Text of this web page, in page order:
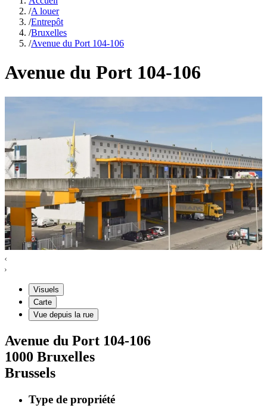
/A louer
/Entrepôt
/Bruxelles
/Avenue du Port 104-106
Avenue du Port 104-106
Visuels
Carte
Vue depuis la rue
Avenue du Port 104-106
1000 Bruxelles
Brussels
Type de propriété